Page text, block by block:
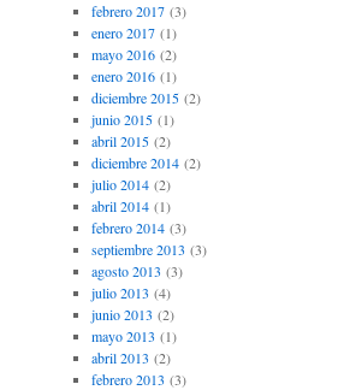
febrero 2017(3)
enero 2017(1)
mayo 2016(2)
enero 2016(1)
diciembre 2015(2)
junio 2015(1)
abril 2015(2)
diciembre 2014(2)
julio 2014(2)
abril 2014(1)
febrero 2014(3)
septiembre 2013 (3)
agosto 2013 (3)
julio 2013 (4)
junio 2013 (2)
mayo 2013 (1)
abril 2013 (2)
febrero 2013 (3)